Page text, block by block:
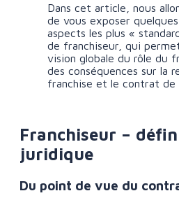
Dans cet article, nous
de vous exposer
aspects les plus «
de franchiseur, qui
vision globale du rôle du
des conséquences sur la
franchise et le contrat de
Franchiseur –
juridique
Du point de vue du